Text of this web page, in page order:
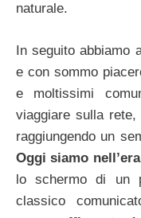
naturale.
In seguito abbiamo
e con sommo
e moltissimi
viaggiare sulla
raggiungendo un
Oggi siamo
lo schermo di un
classico